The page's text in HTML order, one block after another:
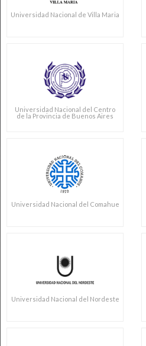
Universidad Nacional de Villa Maria
Universidad Nacional del Centro
de la Provincia de Buenos Aires
Universidad Nacional del Comahue
Universidad Nacional del Nordeste